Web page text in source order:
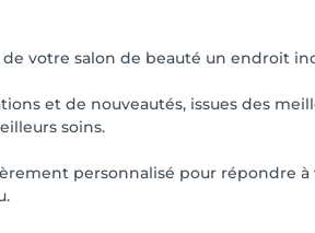
votre salon de beauté un endroit
et de nouveautés, issues des
soins.
personnalisé pour répondre